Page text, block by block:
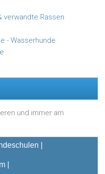
verwandte Rassen
- Wasserhunde
und immer am